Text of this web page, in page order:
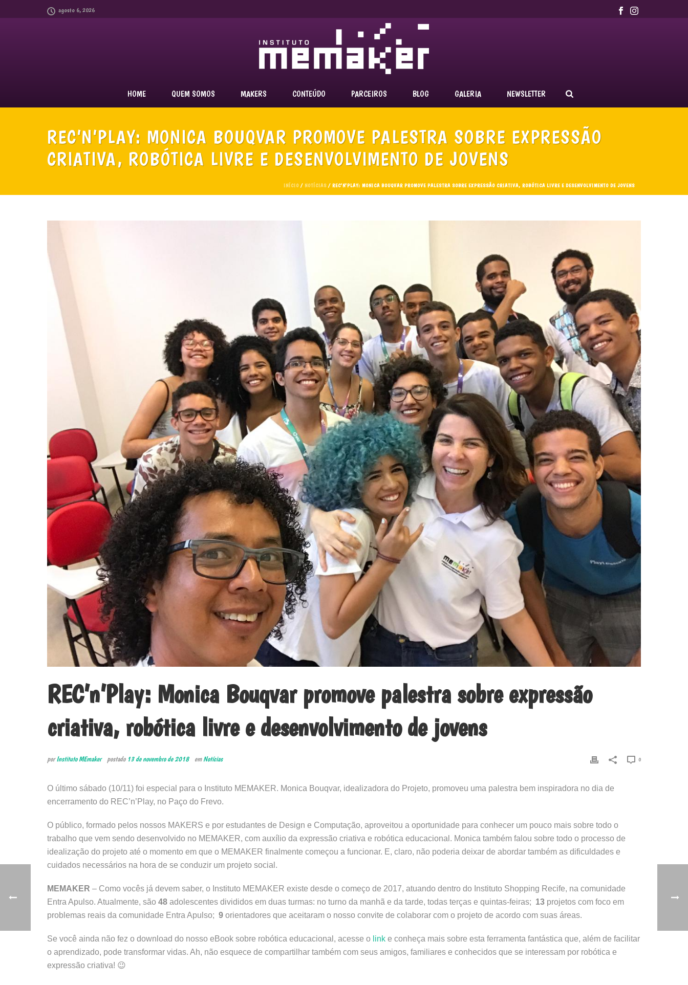
agosto 6, 2026
HOME QUEM SOMOS MAKERS CONTEÚDO PARCEIROS BLOG GALERIA NEWSLETTER
REC’N’PLAY: MONICA BOUQVAR PROMOVE PALESTRA SOBRE EXPRESSÃO
CRIATIVA, ROBÓTICA LIVRE E DESENVOLVIMENTO DE JOVENS
INÍCIO / NOTÍCIAS / REC’N’PLAY: MONICA BOUQVAR PROMOVE PALESTRA SOBRE EXPRESSÃO CRIATIVA, ROBÓTICA LIVRE E DESENVOLVIMENTO DE JOVENS
REC’n’Play: Monica Bouqvar promove palestra sobre expressão
criativa, robótica livre e desenvolvimento de jovens
porInstituto MEmaker postado 13 de novembro de 2018 emNotícias 0
O último sábado (10/11) foi especial para o Instituto MEMAKER. Monica Bouqvar, idealizadora do Projeto, promoveu uma palestra bem inspiradora no dia de
encerramento do REC’n’Play, no Paço do Frevo.
O público, formado pelos nossos MAKERS e por estudantes de Design e Computação, aproveitou a oportunidade para conhecer um pouco mais sobre todo o
trabalho que vem sendo desenvolvido no MEMAKER, com auxílio da expressão criativa e robótica educacional. Monica também falou sobre todo o processo de
idealização do projeto até o momento em que o MEMAKER finalmente começou a funcionar. E, claro, não poderia deixar de abordar também as dificuldades e
cuidados necessários na hora de se conduzir um projeto social.
MEMAKER – Como vocês já devem saber, o Instituto MEMAKER existe desde o começo de 2017, atuando dentro do Instituto Shopping Recife, na comunidade
Entra Apulso. Atualmente, são 48 adolescentes divididos em duas turmas: no turno da manhã e da tarde, todas terças e quintas-feiras; 13 projetos com foco em
problemas reais da comunidade Entra Apulso; 9 orientadores que aceitaram o nosso convite de colaborar com o projeto de acordo com suas áreas.
Se você ainda não fez o download do nosso eBook sobre robótica educacional, acesse o link e conheça mais sobre esta ferramenta fantástica que, além de facilitar
o aprendizado, pode transformar vidas. Ah, não esquece de compartilhar também com seus amigos, familiares e conhecidos que se interessam por robótica e
expressão criativa! 😉